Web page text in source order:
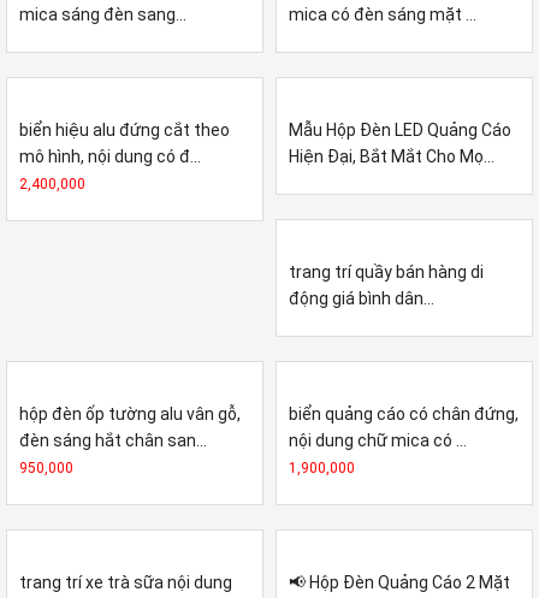
mica sáng đèn sang...
mica có đèn sáng mặt ...
biển hiệu alu đứng cắt theo
mô hình, nội dung có đ...
2,400,000
Mẫu Hộp Đèn LED Quảng Cáo
Hiện Đại, Bắt Mắt Cho Mọ...
trang trí quầy bán hàng di
động giá bình dân...
hộp đèn ốp tường alu vân gỗ,
đèn sáng hắt chân san...
950,000
biển quảng cáo có chân đứng,
nội dung chữ mica có ...
1,900,000
trang trí xe trà sữa nội dung
📢 Hộp Đèn Quảng Cáo 2 Mặt